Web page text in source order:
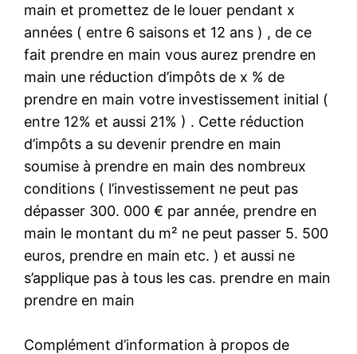
main et promettez de le louer pendant x
années ( entre 6 saisons et 12 ans ) , de ce
fait prendre en main vous aurez prendre en
main une réduction d’impôts de x % de
prendre en main votre investissement initial (
entre 12% et aussi 21% ) . Cette réduction
d’impôts a su devenir prendre en main
soumise à prendre en main des nombreux
conditions ( l’investissement ne peut pas
dépasser 300. 000 € par année, prendre en
main le montant du m² ne peut passer 5. 500
euros, prendre en main etc. ) et aussi ne
s’applique pas à tous les cas. prendre en main
prendre en main
Complément d’information à propos de